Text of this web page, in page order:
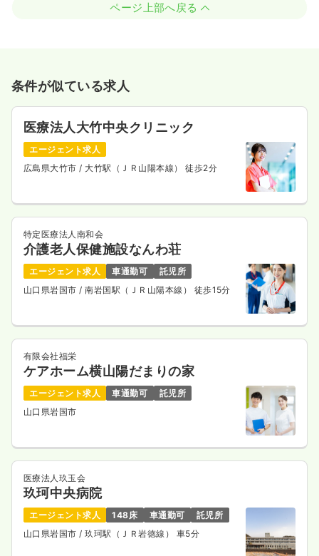
ページ上部へ戻る
条件が似ている求人
医療法人大竹中央クリニック
エージェント求人
広島県大竹市 / 大竹駅（ＪＲ山陽本線） 徒歩2分
特定医療法人南和会
介護老人保健施設なんわ荘
エージェント求人 車通勤可
託児所
山口県岩国市 / 南岩国駅（ＪＲ山陽本線） 徒歩15分
有限会社福栄
ケアホーム横山陽だまりの家
エージェント求人 車通勤可
託児所
山口県岩国市
医療法人玖玉会
玖珂中央病院
エージェント求人 148床 車通勤可
託児所
山口県岩国市 / 玖珂駅（ＪＲ岩徳線） 車5分